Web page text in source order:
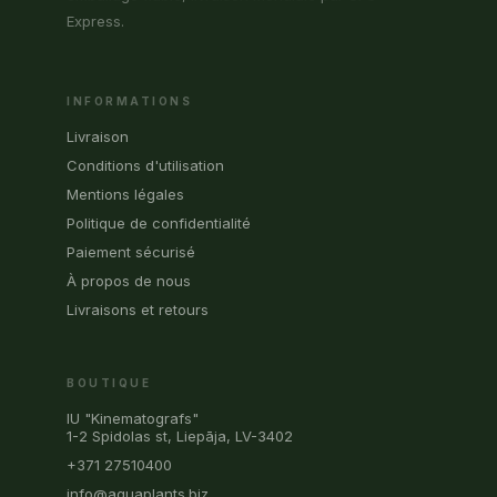
Express.
INFORMATIONS
Livraison
Conditions d'utilisation
Mentions légales
Politique de confidentialité
Paiement sécurisé
À propos de nous
Livraisons et retours
BOUTIQUE
IU "Kinematografs"
1-2 Spidolas st, Liepāja, LV-3402
+371 27510400
info@aquaplants.biz